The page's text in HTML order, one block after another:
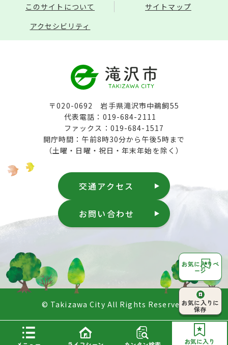
お気に入り
お気に入りペ
ージ
お気に入りに
保存
このサイトについて
サイトマップ
アクセシビリティ
〒020-0692 岩手県滝沢市中鵜飼55
代表電話：019-684-2111
ファックス：019-684-1517
開庁時間：午前8時30分から午後5時まで
（土曜・日曜・祝日・年末年始を除く）
交通アクセス
お問い合わせ
© Takizawa City All Rights Reserved.ページ上部へ
戻る